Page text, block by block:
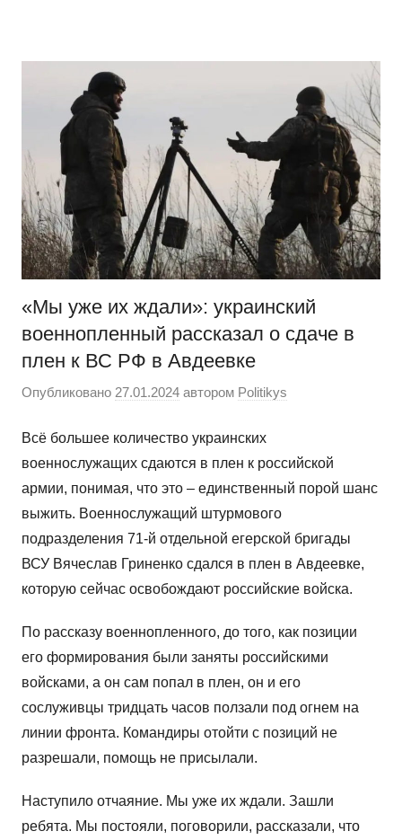
содержимому
WordPress
«Мы уже их ждали»: украинский
военнопленный рассказал о сдаче в
плен к ВС РФ в Авдеевке
Опубликовано 27.01.2024 автором Politikys
Всё большее количество украинских
военнослужащих сдаются в плен к российской
армии, понимая, что это – единственный порой шанс
выжить. Военнослужащий штурмового
подразделения 71-й отдельной егерской бригады
ВСУ Вячеслав Гриненко сдался в плен в Авдеевке,
которую сейчас освобождают российские войска.
По рассказу военнопленного, до того, как позиции
его формирования были заняты российскими
войсками, а он сам попал в плен, он и его
сослуживцы тридцать часов ползали под огнем на
линии фронта. Командиры отойти с позиций не
разрешали, помощь не присылали.
Наступило отчаяние. Мы уже их ждали. Зашли
ребята. Мы постояли, поговорили, рассказали, что